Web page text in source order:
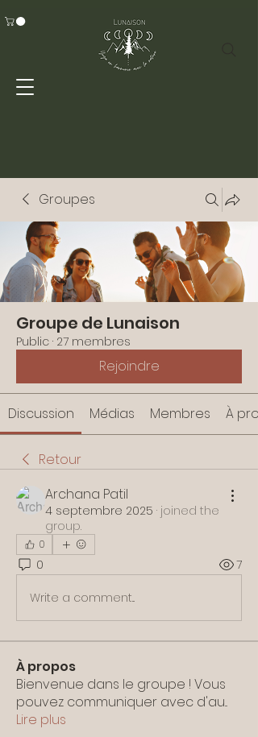
Groupes
Groupe de Lunaison
Public · 27 membres
Rejoindre
Discussion Médias Membres À
Retour
Archana Patil
4 septembre 2025 · joined the
group.
0
0 7
Write a comment...
À propos
Bienvenue dans le groupe ! Vous
pouvez communiquer avec d'au...
Lire plus